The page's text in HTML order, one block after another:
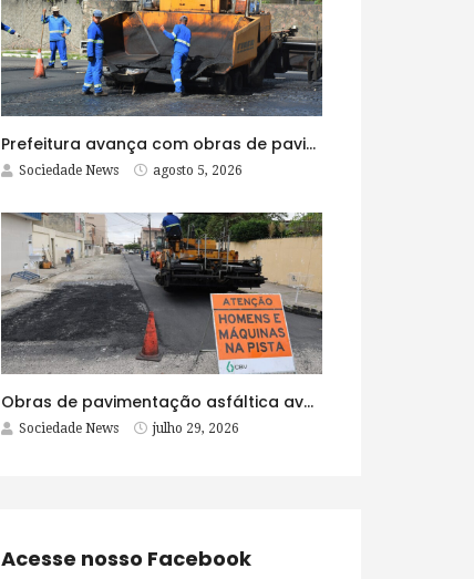
Prefeitura avança com obras de pavimentação asfáltica na Rua Lopes Rodrigues
Sociedade News agosto 5, 2026
Obras de pavimentação asfáltica avançam no bairro Brasília e chegam a mais quatro ruas
Sociedade News julho 29, 2026
Acesse nosso Facebook